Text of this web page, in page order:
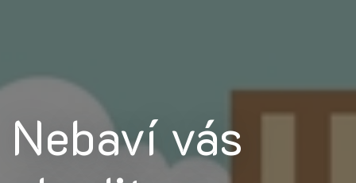
Nebaví vás